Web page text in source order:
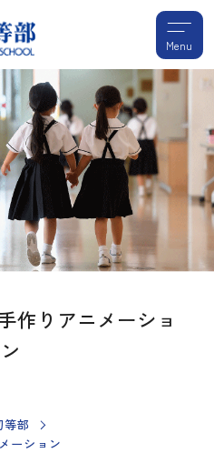
Menu
作りアニメーショ
ン
等部
ーション